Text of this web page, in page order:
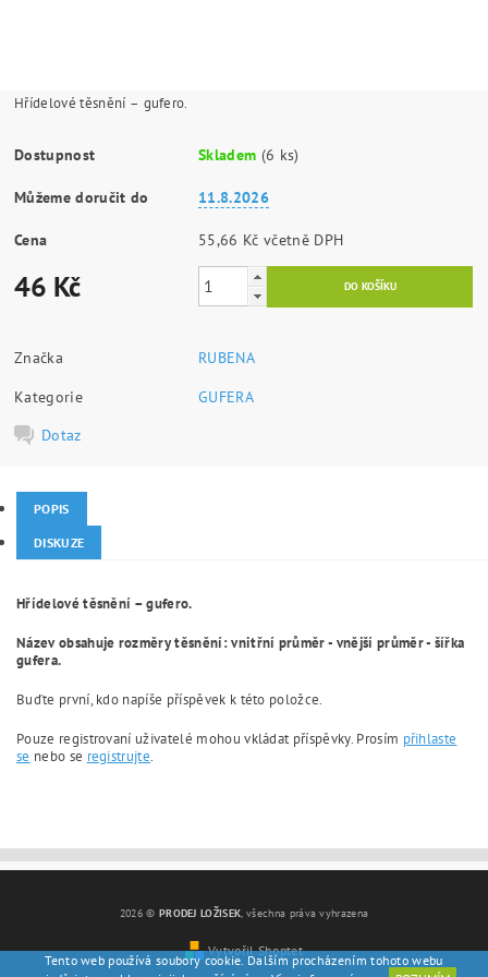
Hřídelové těsnění – gufero.
Dostupnost Skladem (6 ks)
Můžeme doručit do 11.8.2026
Cena 55,66 Kč včetně DPH
46 Kč
Značka
RUBENA
Kategorie
GUFERA
Dotaz
POPIS
DISKUZE
Hřídelové těsnění – gufero.
Název obsahuje rozměry těsnění: vnitřní průměr - vnější průměr - šířka
gufera.
Buďte první, kdo napíše příspěvek k této položce.
Pouze registrovaní uživatelé mohou vkládat příspěvky. Prosím přihlaste
se nebo se registrujte.
2026 © PRODEJ LOŽISEK, všechna práva vyhrazena
Vytvořil Shoptet
Tento web používá soubory cookie. Dalším procházením tohoto webu